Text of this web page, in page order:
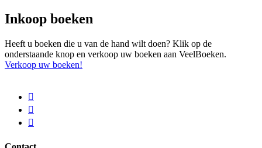
Inkoop boeken
Heeft u boeken die u van de hand wilt doen? Klik op de
onderstaande knop en verkoop uw boeken aan VeelBoeken.
Verkoop uw boeken!